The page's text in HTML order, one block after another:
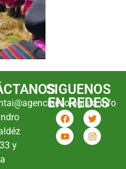
y
SIGUENOS
EN REDES